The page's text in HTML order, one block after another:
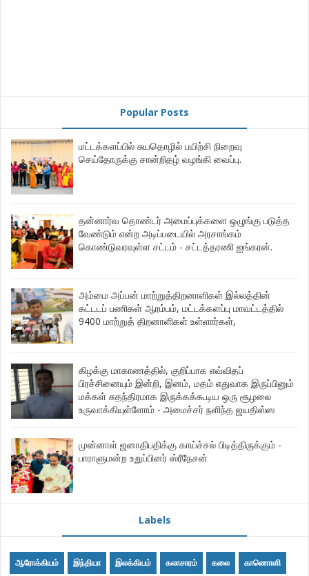
Popular Posts
மட்டக்களப்பில் சுயதொழில் பயிற்சி நிறைவு
செய்தோருக்கு சான்றிதழ் வழங்கி வைப்பு.
தன்னார்வ தொண்டர் அமைப்புக்களை ஒழுங்கு படுத்த
வேண்டும் என்ற அடிப்படையில் அரசாங்கம்
கொண்டுவரவுள்ள சட்டம் - சட்டத்தரணி ஐங்கரன்.
அம்மை அப்பன் மாற்றுத்திறனாளிகள் இல்லத்தின்
கட்டடப் பணிகள் ஆரம்பம், மட்டக்களப்பு மாவட்டத்தில்
9400 மாற்றுத் திறனாளிகள் உள்ளார்கள்,
கிழக்கு மாகாணத்தில், குறிப்பாக எவ்விதப்
பிரச்சினையும் இன்றி, இனம், மதம் எதுவாக இருப்பினும்
மக்கள் சுதந்திரமாக இருக்கக்கூடிய ஒரு சூழலை
உருவாக்கியுள்ளோம் - அமைச்சர் நளிந்த ஜயதிஸ்ஸ
முன்னாள் ஜனாதிபதிக்கு காய்ச்சல் பிடித்திருக்கும் -
பாராளுமன்ற உறுப்பினர் ஸ்ரீநேசன்
Labels
ஆரோக்கியம் இந்தியா இலக்கியம் கலாசாரம் கலை காணொளி